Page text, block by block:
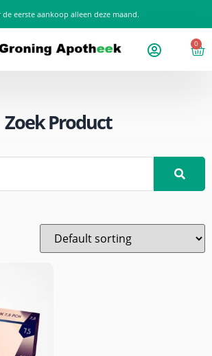
eerste aankoop alleen deze maand.
0
Zoek Product